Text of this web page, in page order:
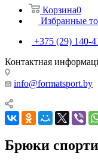
Корзина0
Избранные
+375 (29) 140-
Контактная
info@formatsport.by
Брюки